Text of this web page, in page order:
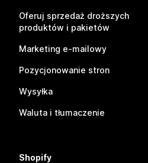
Oferuj sprzedaż droższych
produktów i pakietów
Marketing e-mailowy
Pozycjonowanie stron
Wysyłka
Waluta i tłumaczenie
Shopify